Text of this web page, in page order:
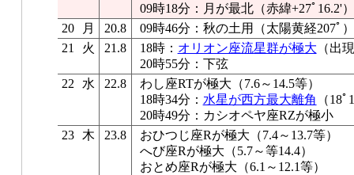
09時18分：月が最北（赤緯+27ﾟ16.2'）
20
月 20.8
09時46分：秋の土用（太陽黄経207ﾟ）
21
火 21.8 18時： オリオン座流星群が極大 （出
20時55分：下弦
22
水 22.8
わし座RTが極大（7.6～14.5等）
18時34分： 水星が西方最大離角 （18
20時49分：カシオペヤ座RZが極小
23
木 23.8
おひつじ座Rが極大（7.4～13.7等）
へび座Rが極大（5.7～等14.4）
おとめ座Rが極大（6.1～12.1等）